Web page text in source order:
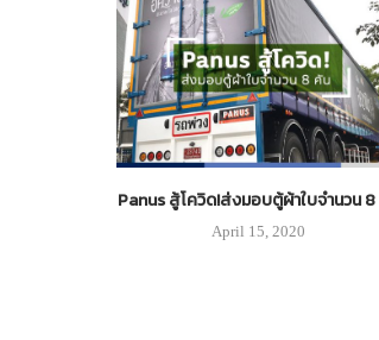
Panus สู้โควิด!ส่งมอบตู้ผ้าใบจำนวน
April 15, 2020